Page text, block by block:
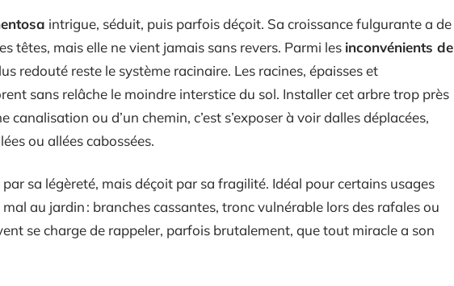
intrigue, séduit, puis parfois déçoit. Sa croissance fulgurante a de
têtes, mais elle ne vient jamais sans revers. Parmi les inconvénients de
redouté reste le système racinaire. Les racines, épaisses et
sans relâche le moindre interstice du sol. Installer cet arbre trop près
canalisation ou d’un chemin, c’est s’exposer à voir dalles déplacées,
ou allées cabossées.
par sa légèreté, mais déçoit par sa fragilité. Idéal pour certains usages
au jardin : branches cassantes, tronc vulnérable lors des rafales ou
se charge de rappeler, parfois brutalement, que tout miracle a son